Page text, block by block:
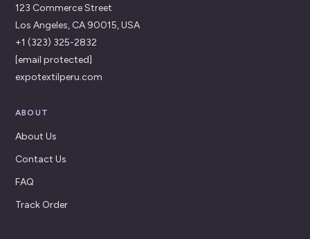
123 Commerce Street
Los Angeles, CA 90015, USA
+1 (323) 325-2832
[email protected]
expotextilperu.com
ABOUT
About Us
Contact Us
FAQ
Track Order